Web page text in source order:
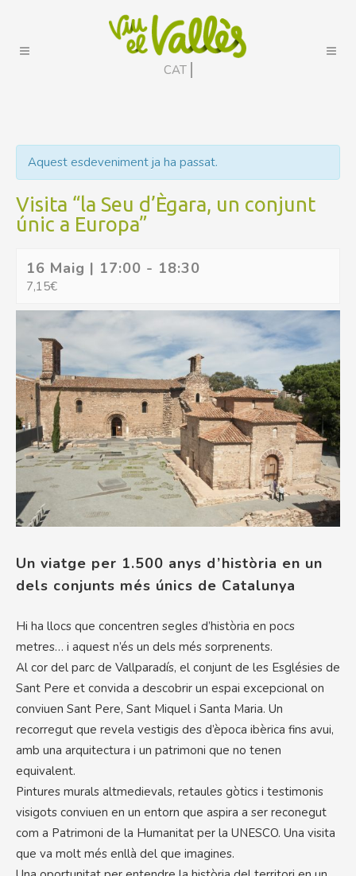
CAT
Aquest esdeveniment ja ha passat.
Visita “la Seu d’Ègara, un conjunt
únic a Europa”
16 Maig | 17:00 - 18:30
7,15€
Un viatge per 1.500 anys d’història en un
dels conjunts més únics de Catalunya
Hi ha llocs que concentren segles d’història en pocs
metres… i aquest n’és un dels més sorprenents.
Al cor del parc de Vallparadís, el conjunt de les Esglésies de
Sant Pere et convida a descobrir un espai excepcional on
conviuen Sant Pere, Sant Miquel i Santa Maria. Un
recorregut que revela vestigis des d’època ibèrica fins avui,
amb una arquitectura i un patrimoni que no tenen
equivalent.
Pintures murals altmedievals, retaules gòtics i testimonis
visigots conviuen en un entorn que aspira a ser reconegut
com a Patrimoni de la Humanitat per la UNESCO. Una visita
que va molt més enllà del que imagines.